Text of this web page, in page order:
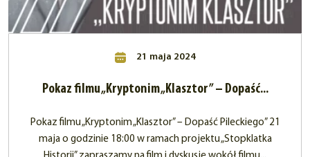
21 maja 2024
Pokaz filmu „Kryptonim „Klasztor” – Dopaść...
Pokaz filmu „Kryptonim „Klasztor” – Dopaść Pileckiego” 21
maja o godzinie 18:00 w ramach projektu „Stopklatka